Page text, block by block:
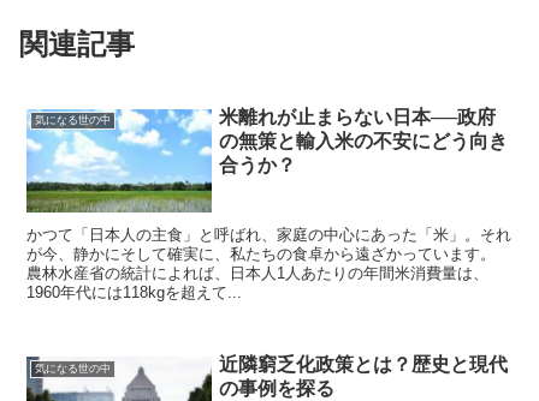
関連記事
気になる世の中
米離れが止まらない日本──政府
の無策と輸入米の不安にどう向き
合うか？
かつて「日本人の主食」と呼ばれ、家庭の中心にあった「米」。それ
が今、静かにそして確実に、私たちの食卓から遠ざかっています。
農林水産省の統計によれば、日本人1人あたりの年間米消費量は、
1960年代には118kgを超えて...
気になる世の中
近隣窮乏化政策とは？歴史と現代
の事例を探る